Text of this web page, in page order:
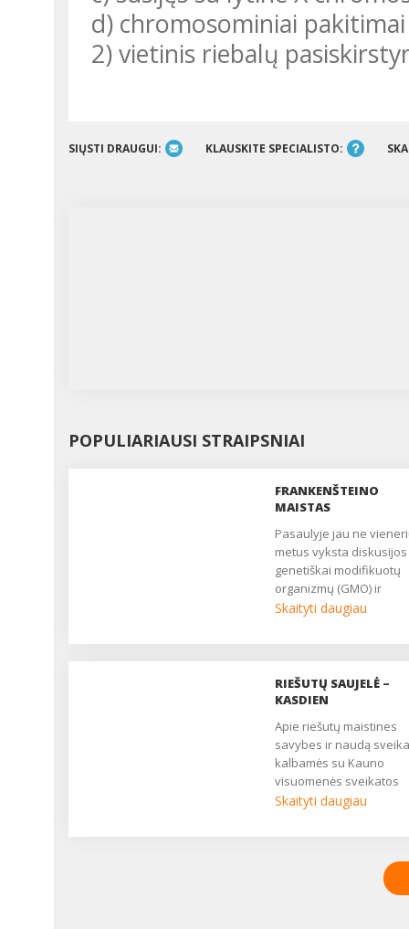
d) chromosominiai pakitimai
2) vietinis riebalų
SIŲSTI DRAUGUI: KLAUSKITE SPECIALISTO:
POPULIARIAUSI STRAIPSNIAI
FRANKENŠTEINO
MAISTAS
Pasaulyje jau ne vienerius
metus vyksta
genetiškai modifikuotų
organizmų (GMO) ir
genetiškai modifikuotų
Europos Sąjungos
reikalavimus genetiškai
maisto produktus:
kukurūzus ir rapsus. ...
Skaityti daugiau
RIEŠUTŲ SAUJELĖ –
KASDIEN
Apie riešutų maistines
savybes ir naudą
kalbamės su Kauno
visuomenės sveikatos
centro Visuomenės
Skaityti daugiau